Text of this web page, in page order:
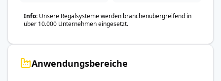
Info Unsere Regalsysteme werden branchenübergreifend in
über 10.000 Unternehmen eingesetzt.
Anwendungsbereiche